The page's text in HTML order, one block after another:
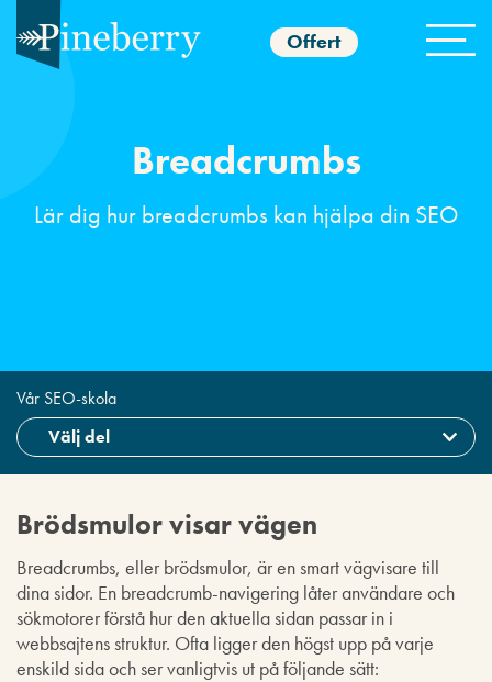
Offert
Breadcrumbs
Lär dig hur breadcrumbs kan hjälpa din SEO
Vår SEO-skola
Brödsmulor visar vägen
Breadcrumbs, eller brödsmulor, är en smart vägvisare till
dina sidor. En breadcrumb-navigering låter användare och
sökmotorer förstå hur den aktuella sidan passar in i
webbsajtens struktur. Ofta ligger den högst upp på varje
enskild sida och ser vanligtvis ut på följande sätt: